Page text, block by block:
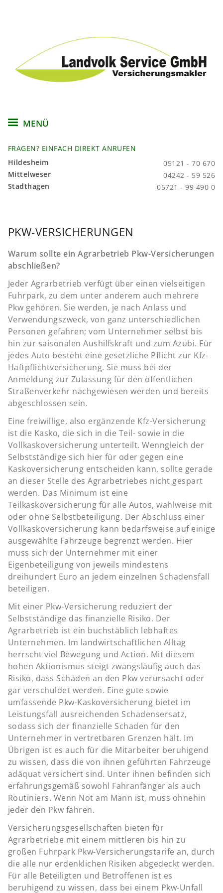
MENÜ
FRAGEN? EINFACH DIREKT ANRUFEN
Hildesheim
05121 - 70 670
Mittelweser
04242 - 59 526
Stadthagen
05721 - 99 490 0
PKW-VERSICHERUNGEN
Warum sollte ein Agrarbetrieb Pkw-Versicherungen
abschließen?
Jeder Agrarbetrieb verfügt über einen vielseitigen
Fuhrpark, zu dem unter anderem auch mehrere
Pkw gehören. Sie werden, je nach Anlass und
Verwendungszweck, von ganz unterschiedlichen
Personen gefahren; vom Unternehmer selbst bis
hin zur saisonalen Aushilfskraft und zum Azubi. Für
jedes Auto besteht eine gesetzliche Pflicht zur Kfz-
Haftpflichtversicherung. Sie muss bei der
Anmeldung zur Zulassung für den öffentlichen
Straßenverkehr nachgewiesen werden und bereits
abgeschlossen sein.
Eine freiwillige, also ergänzende Kfz-Versicherung
ist die Kasko, die sich in die Teil- sowie in die
Vollkaskoversicherung unterteilt. Wenngleich der
Selbstständige sich hier für oder gegen eine
Kaskoversicherung entscheiden kann, sollte gerade
an dieser Stelle des Agrarbetriebes nicht gespart
werden. Das Minimum ist eine
Teilkaskoversicherung für alle Autos, wahlweise mit
oder ohne Selbstbeteiligung. Der Abschluss einer
Vollkaskoversicherung kann bedarfsweise auf einige
ausgewählte Fahrzeuge begrenzt werden. Hier
muss sich der Unternehmer mit einer
Eigenbeteiligung von jeweils mindestens
dreihundert Euro an jedem einzelnen Schadensfall
beteiligen.
Mit einer Pkw-Versicherung reduziert der
Selbstständige das finanzielle Risiko. Der
Agrarbetrieb ist ein buchstäblich lebhaftes
Unternehmen. Im landwirtschaftlichen Alltag
herrscht viel Bewegung und Action. Mit diesem
hohen Aktionismus steigt zwangsläufig auch das
Risiko, dass Schäden an den Pkw verursacht oder
gar verschuldet werden. Eine gute sowie
umfassende Pkw-Kaskoversicherung bietet im
Leistungsfall ausreichenden Schadensersatz,
sodass sich der finanzielle Schaden für den
Unternehmer in vertretbaren Grenzen hält. Im
Übrigen ist es auch für die Mitarbeiter beruhigend
zu wissen, dass die von ihnen geführten Fahrzeuge
adäquat versichert sind. Unter ihnen befinden sich
erfahrungsgemäß sowohl Fahranfänger als auch
Routiniers. Wenn Not am Mann ist, muss ohnehin
jeder den Pkw fahren.
Versicherungsgesellschaften bieten für
Agrarbetriebe mit einem mittleren bis hin zu
großen Fuhrpark Pkw-Versicherungstarife an, durch
die alle nur erdenklichen Risiken abgedeckt werden.
Für alle Beteiligten und Betroffenen ist es
beruhigend zu wissen, dass bei einem Pkw-Unfall